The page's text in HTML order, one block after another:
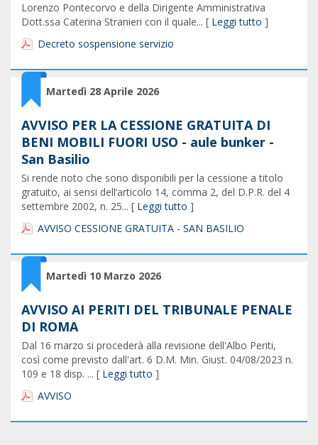
Lorenzo Pontecorvo e della Dirigente Amministrativa
Dott.ssa Caterina Stranieri con il quale... [ Leggi tutto ]
Decreto sospensione servizio
Martedì 28 Aprile 2026
AVVISO PER LA CESSIONE GRATUITA DI
BENI MOBILI FUORI USO - aule bunker -
San Basilio
Si rende noto che sono disponibili per la cessione a titolo
gratuito, ai sensi dell’articolo 14, comma 2, del D.P.R. del 4
settembre 2002, n. 25... [ Leggi tutto ]
AVVISO CESSIONE GRATUITA - SAN BASILIO
Martedì 10 Marzo 2026
AVVISO AI PERITI DEL TRIBUNALE PENALE
DI ROMA
Dal 16 marzo si procederà alla revisione dell'Albo Periti,
così come previsto dall'art. 6 D.M. Min. Giust. 04/08/2023 n.
109 e 18 disp. ... [ Leggi tutto ]
AVVISO